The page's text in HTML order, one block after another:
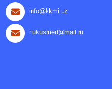
info@kkmi.uz
nukusmed@mail.ru